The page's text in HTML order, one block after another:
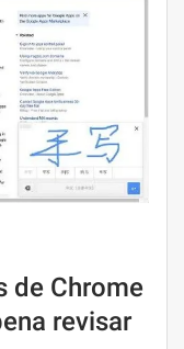
de Chrome
revisar